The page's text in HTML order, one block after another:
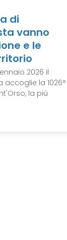
di
vanno
e le
2026 il
accoglie la 1026°
la più